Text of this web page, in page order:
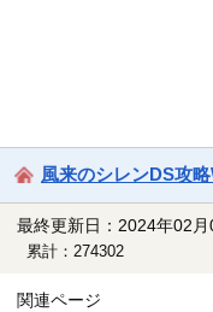
風来のシレンDS攻
最終更新日：2024年02
累計：274302
関連ページ